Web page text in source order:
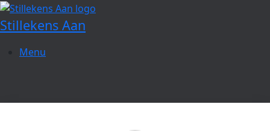
Spring
naar
de
inhoud
Stillekens Aan
Menu